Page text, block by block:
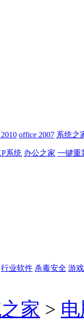
office 2007 系统之
系统 办公之家 一键重
行业软件 杀毒安全 游
家 >